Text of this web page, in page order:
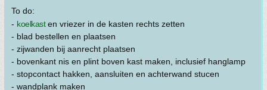
To do:
- koelkasten vriezer in de kasten rechts zetten
- blad bestellen en plaatsen
- zijwanden bij aanrecht plaatsen
- bovenkant nis en plint boven kast maken, inclusief hanglamp
- stopcontact hakken, aansluiten en achterwand stucen
- wandplank maken